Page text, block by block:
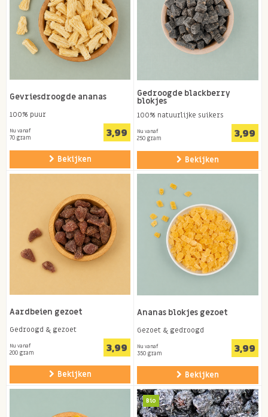
Gevriesdroogde ananas
100% puur
Nu vanaf
70 gram 3,99
Bekijken
Gedroogde blackberry
blokjes
100% natuurlijke suikers
Nu vanaf
250 gram 3,99
Bekijken
Aardbeien gezoet
Gedroogd & gezoet
Nu vanaf
200 gram 3,99
Bekijken
Ananas blokjes gezoet
Gezoet & gedroogd
Nu vanaf
350 gram 3,99
Bekijken
Bio